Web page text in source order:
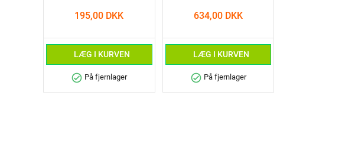
195,00 DKK
LÆG I KURVEN
check_circle På fjernlager
634,00 DKK
LÆG I KURVEN
check_circle På fjernlager